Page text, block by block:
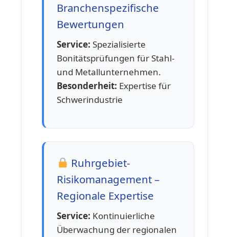
Branchenspezifische
Bewertungen
Service: Spezialisierte
Bonitätsprüfungen für Stahl-
und Metallunternehmen.
Besonderheit: Expertise für
Schwerindustrie
Ruhrgebiet-
Risikomanagement –
Regionale Expertise
Service: Kontinuierliche
Überwachung der regionalen